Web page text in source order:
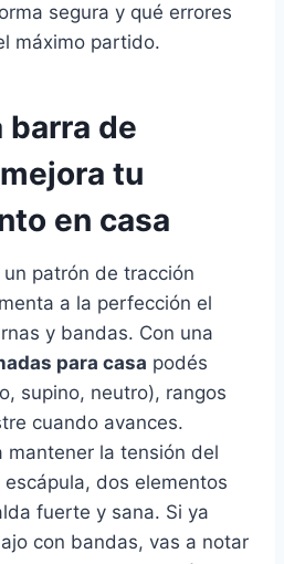
segura y qué errores
máximo partido.
barra de
tu
en casa
patrón de tracción
a la perfección el
y bandas. Con una
para casa podés
supino, neutro), rangos
cuando avances.
mantener la tensión del
dos elementos
fuerte y sana. Si ya
con bandas, vas a notar